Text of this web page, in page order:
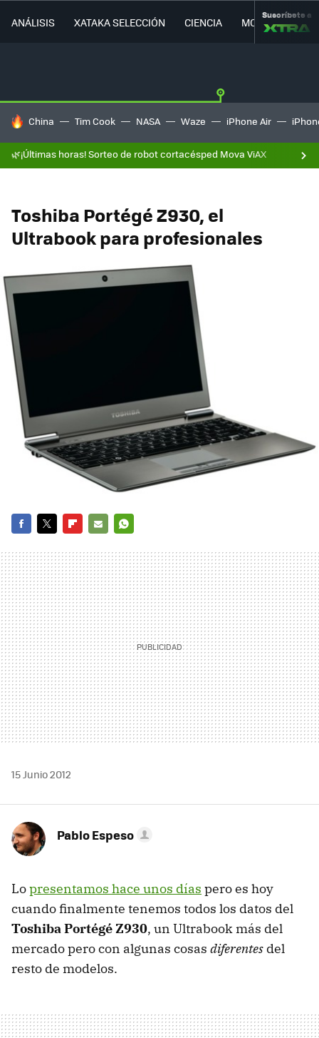
ANÁLISIS XATAKA SELECCIÓN CIENCIA MOVILIDAD
Suscríbete a
HOY SE HABLA DE
China Tim Cook NASA Waze iPhone Air
🌿¡Últimas horas! Sorteo de robot cortacésped Mova ViAX
Toshiba Portégé Z930, el
Ultrabook para profesionales
MAIL
15 Junio 2012
Pablo Espeso
Lopresentamos hace unos días pero es hoy
cuando finalmente tenemos todos los datos del
Toshiba Portégé Z930, un Ultrabook más del
mercado pero con algunas cosas diferentes del
resto de modelos.